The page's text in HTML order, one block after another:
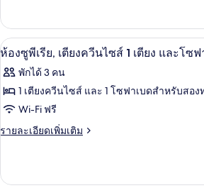
เรีย,
หลาย
เตียง
เกี่ยว
กับ
ห้อง
พี
เรีย,
เตียง
เปิด
ภาพถ่าย
ทั้งหมด
ของ
ห้อง
เครื่องน
10
ห้องซูพีเรีย, เตียงควีนไซส์ 1 เตียง และโซฟ
พักได้ 3 คน
1 เตียงควีนไซส์ และ 1 โซฟาเบดสำหรับสอง
Wi-Fi ฟรี
รายละเอียดเพิ่มเติม
ราย
เกี่ยว